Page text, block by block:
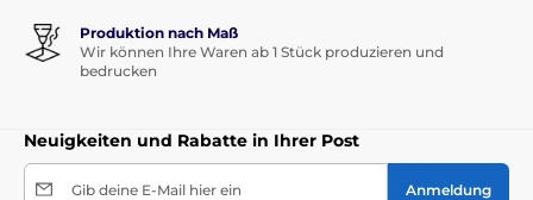
Produktion nach Maß
Wir können Ihre Waren ab 1 Stück produzieren und
bedrucken
Neuigkeiten und Rabatte in Ihrer Post
Gib deine E-Mail hier ein Anmeldung